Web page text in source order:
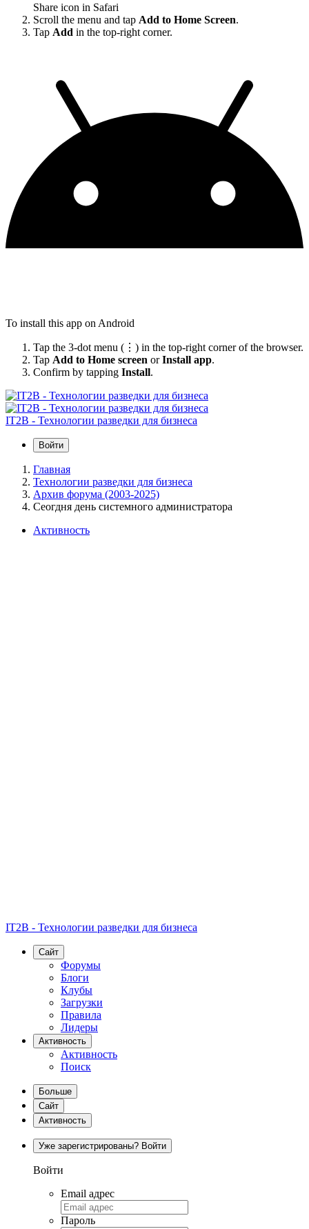
Share icon in Safari
Scroll the menu and tap Add to Home Screen.
Tap Add in the top-right corner.
To install this app on Android
Tap the 3-dot menu (⋮) in the top-right corner of the browser.
Tap Add to Home screen orInstall app.
Confirm by tapping Install.
IT2B - Технологии разведки для бизнеса
Войти
Главная
Технологии разведки для бизнеса
Архив форума (2003-2025)
Сеогдня день системного администратора
Активность
IT2B - Технологии разведки для бизнеса
Сайт
Форумы
Блоги
Клубы
Загрузки
Правила
Лидеры
Активность
Активность
Поиск
Больше
Сайт
Активность
Уже зарегистрированы? Войти
Войти
Email адрес
Пароль